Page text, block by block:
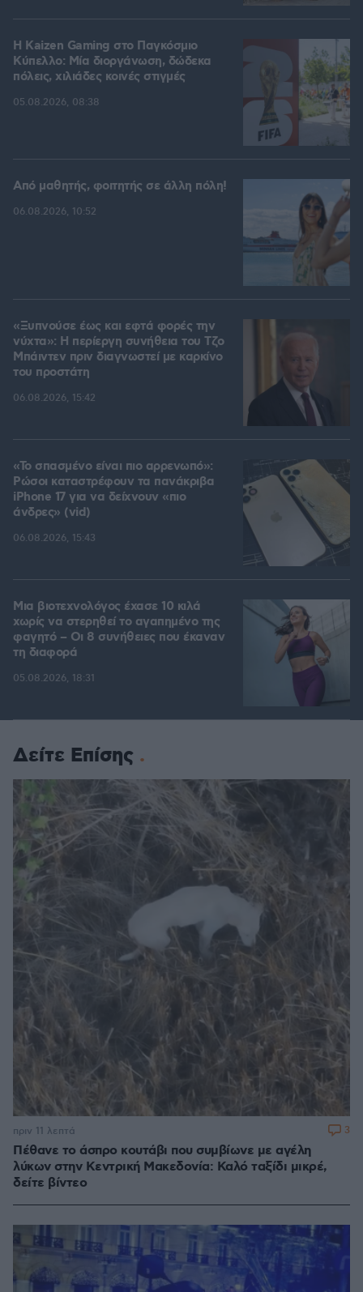
H Kaizen Gaming στο Παγκόσμιο
Kύπελλο: Μία διοργάνωση, δώδεκα
πόλεις, χιλιάδες κοινές στιγμές
05.08.2026, 08:38
Από μαθητής, φοιτητής σε άλλη πόλη!
06.08.2026, 10:52
«Ξυπνούσε έως και εφτά φορές την
νύχτα»: Η περίεργη συνήθεια του Τζο
Μπάιντεν πριν διαγνωστεί με καρκίνο
του προστάτη
06.08.2026, 15:42
«Το σπασμένο είναι πιο αρρενωπό»:
Ρώσοι καταστρέφουν τα πανάκριβα
iPhone 17 για να δείχνουν «πιο
άνδρες» (vid)
06.08.2026, 15:43
Μια βιοτεχνολόγος έχασε 10 κιλά
χωρίς να στερηθεί το αγαπημένο της
φαγητό – Οι 8 συνήθειες που έκαναν
τη διαφορά
05.08.2026, 18:31
Δείτε Επίσης
Πέθανε το άσπρο κουτάβι που συμβίωνε με αγέλη
λύκων στην Κεντρική Μακεδονία: Καλό ταξίδι μικρέ,
δείτε βίντεο
πριν 11 λεπτά 3